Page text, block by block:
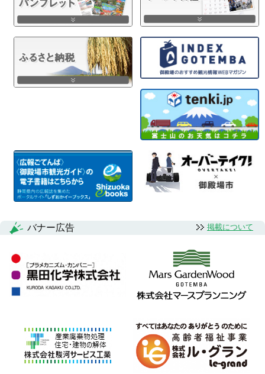
バナー広告 掲載について